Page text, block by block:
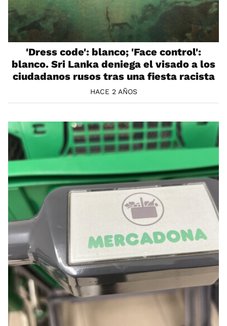
'Dress code': blanco; 'Face control':
blanco. Sri Lanka deniega el visado a los
ciudadanos rusos tras una fiesta racista
HACE 2 AÑOS